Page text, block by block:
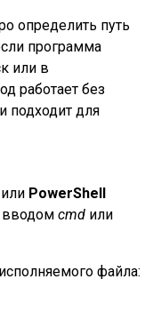
определить путь
программа
или в
работает без
подходит для
или PowerShell
вводомcmd или
файла: